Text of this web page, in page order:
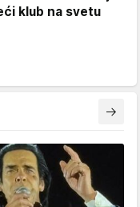
klub na svetu